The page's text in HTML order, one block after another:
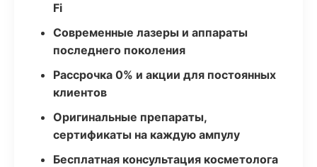
Fi
Современные лазеры и аппараты
последнего поколения
Рассрочка 0% и акции для постоянных
клиентов
Оригинальные препараты,
сертификаты на каждую ампулу
Бесплатная консультация косметолога